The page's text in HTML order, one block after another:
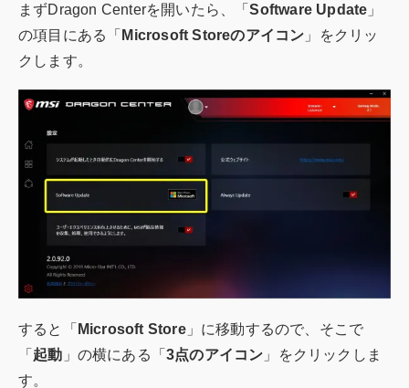
まずDragon Centerを開いたら、「Software Update 」
の項目にある「 Microsoft Storeのアイコン 」をクリッ
クします。
すると「 Microsoft Store」に移動するので、そこで
「 起動 」の横にある「3点のアイコン 」をクリックしま
す。